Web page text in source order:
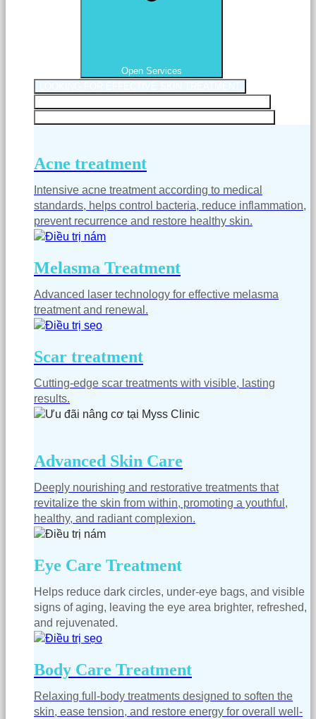
Open Services
Acne treatment
Intensive acne treatment according to medical
standards, helps control bacteria, reduce inflammation,
prevent recurrence and restore healthy skin.
Melasma Treatment
Advanced laser technology for effective melasma
treatment and renewal.
Scar treatment
Cutting-edge scar treatments with visible, lasting
results.
Advanced Skin Care
Deeply nourishing and restorative treatments that
revitalize the skin from within, promoting a youthful,
healthy, and radiant complexion.
Eye Care Treatment
Helps reduce dark circles, under-eye bags, and visible
signs of aging, leaving the eye area brighter, refreshed,
and rejuvenated.
Body Care Treatment
Relaxing full-body treatments designed to soften the
skin, ease tension, and restore energy for overall well-